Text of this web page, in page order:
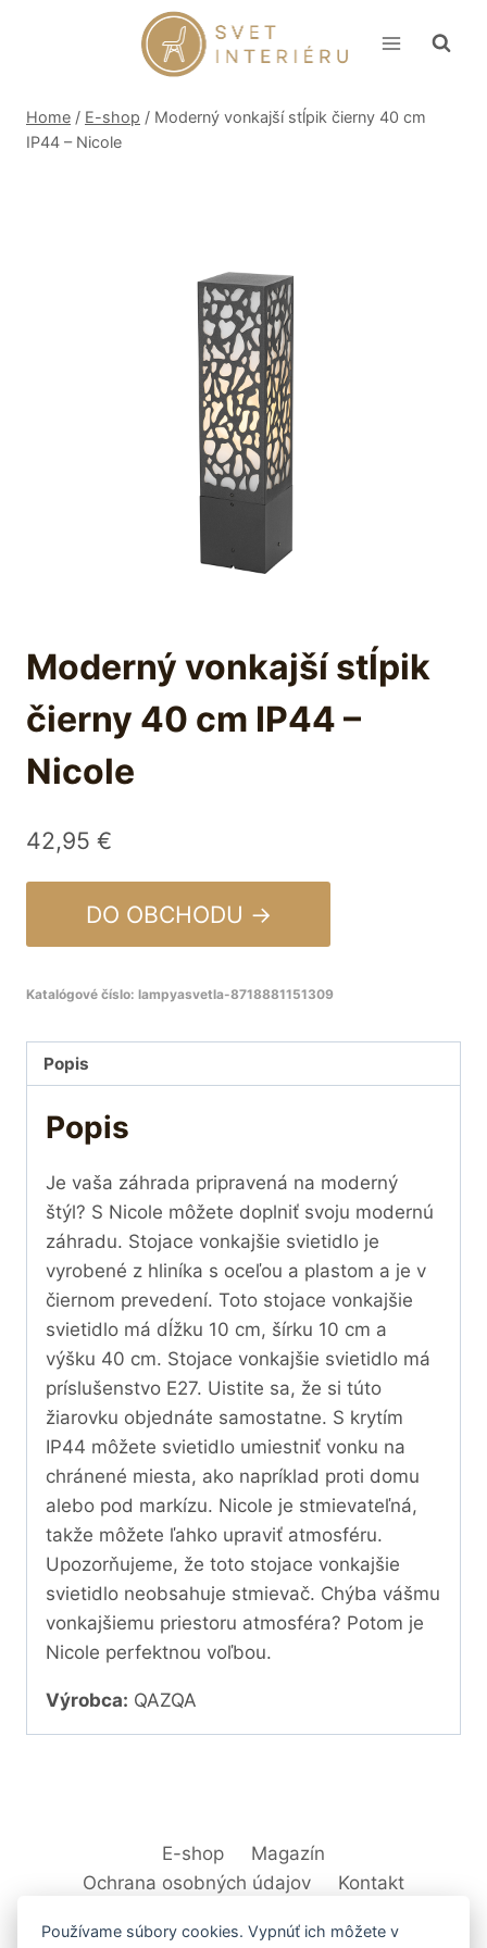
Home / E-shop / Moderný vonkajší stĺpik čierny 40 cm
IP44 – Nicole
Moderný vonkajší stĺpik
čierny 40 cm IP44 –
Nicole
42,95 €
DO OBCHODU →
Katalógové číslo: lampyasvetla-8718881151309
Popis
Popis
Je vaša záhrada pripravená na moderný
štýl? S Nicole môžete doplniť svoju modernú
záhradu. Stojace vonkajšie svietidlo je
vyrobené z hliníka s oceľou a plastom a je v
čiernom prevedení. Toto stojace vonkajšie
svietidlo má dĺžku 10 cm, šírku 10 cm a
výšku 40 cm. Stojace vonkajšie svietidlo má
príslušenstvo E27. Uistite sa, že si túto
žiarovku objednáte samostatne. S krytím
IP44 môžete svietidlo umiestniť vonku na
chránené miesta, ako napríklad proti domu
alebo pod markízu. Nicole je stmievateľná,
takže môžete ľahko upraviť atmosféru.
Upozorňujeme, že toto stojace vonkajšie
svietidlo neobsahuje stmievač. Chýba vášmu
vonkajšiemu priestoru atmosféra? Potom je
Nicole perfektnou voľbou.
Výrobca: QAZQA
E-shop
Magazín
Ochrana osobných údajov
Kontakt
Používame súbory cookies. Vypnúť ich môžete v